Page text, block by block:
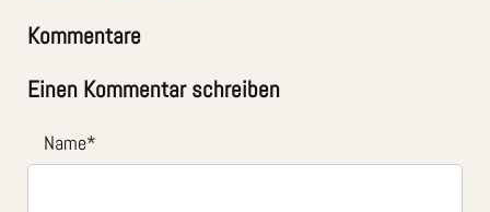
Kommentare
Einen Kommentar schreiben
Name*